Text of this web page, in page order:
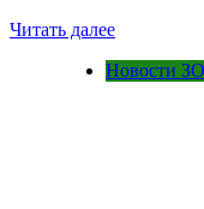
Читать далее
Новости